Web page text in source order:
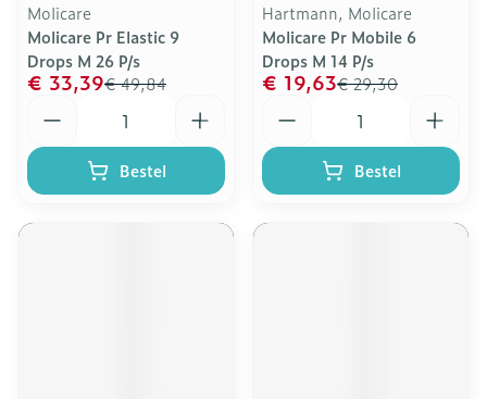
Molicare
Molicare Pr Elastic 9
Drops M 26 P/s
€ 49,84
€ 33,39
Bestel
Hartmann, Molicare
Molicare Pr Mobile 6
Drops M 14 P/s
€ 29,30
€ 19,63
Bestel